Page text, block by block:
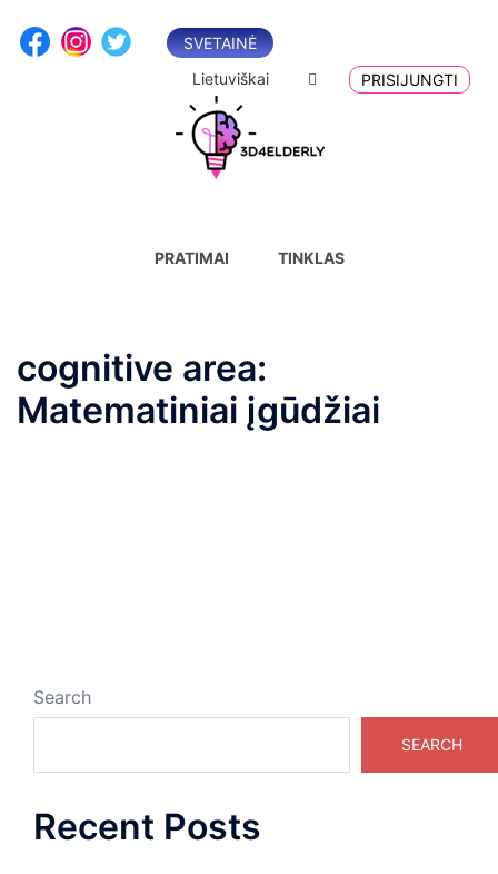
SVETAINĖ
Lietuviškai
PRISIJUNGTI
PRATIMAI TINKLAS
cognitive area:
Matematiniai įgūdžiai
Search
SEARCH
Recent Posts